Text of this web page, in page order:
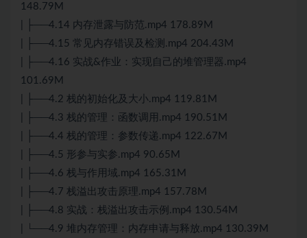
148.79M
| ├──4.14 内存泄露与防范.mp4 178.89M
| ├──4.15 常见内存错误及检测.mp4 204.43M
| ├──4.16 实战&作业：实现自己的堆管理器.mp4
101.69M
| ├──4.2 栈的初始化及大小.mp4 119.81M
| ├──4.3 栈的管理：函数调用.mp4 190.51M
| ├──4.4 栈的管理：参数传递.mp4 122.67M
| ├──4.5 形参与实参.mp4 90.65M
| ├──4.6 栈与作用域.mp4 165.31M
| ├──4.7 栈溢出攻击原理.mp4 157.78M
| ├──4.8 实战：栈溢出攻击示例.mp4 130.54M
| └──4.9 堆内存管理：内存申请与释放.mp4 130.39M